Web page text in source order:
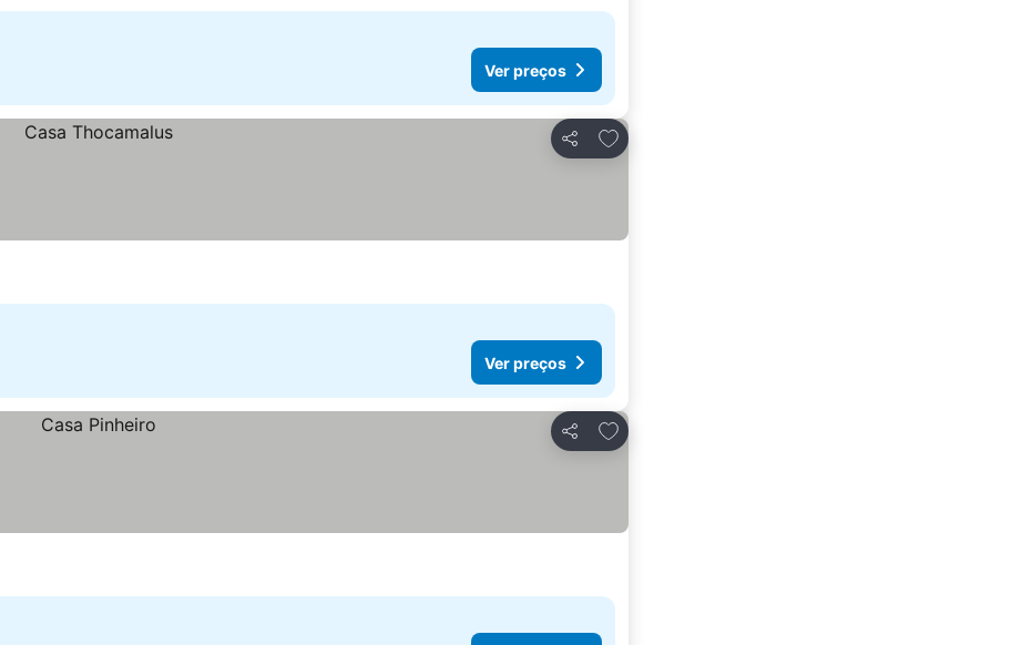
Ver preços
Partilhar
Adicionar aos favoritos
Ver preços
Partilhar
Adicionar aos favoritos